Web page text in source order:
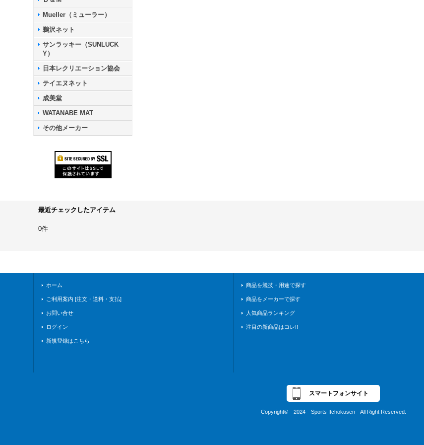
Mueller（ミューラー）
鵜沢ネット
サンラッキー（SUNLUCK
Y）
日本レクリエーション協会
テイエヌネット
成美堂
WATANABE MAT
その他メーカー
最近チェックしたアイテム
0件
ホーム
ご利用案内 [注文・送料・支払]
お問い合せ
ログイン
新規登録はこちら
商品を競技・用途で探す
商品をメーカーで探す
人気商品ランキング
注目の新商品はコレ!!
スマートフォンサイト
Copyright© 2024 Sports Itchokusen All Right Reserved.